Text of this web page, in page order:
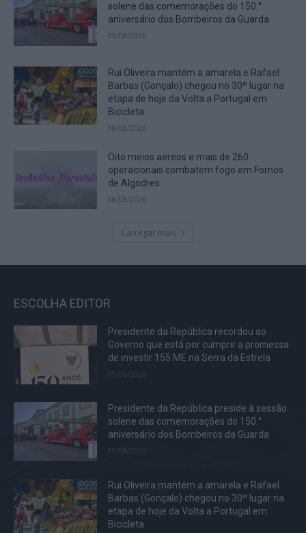
solene das comemorações do 150.°
aniversário dos Bombeiros da Guarda
09/08/2026
Rui Oliveira mantém a amarela e Rafael
Barbas (Gonçalo) chegou no 30º lugar na
etapa de hoje da Volta a Portugal em
Bicicleta
08/08/2026
Oito meios aéreos e mais de 260
operacionais combatem fogo em Fornos
de Algodres
08/08/2026
Carregar mais
ESCOLHA EDITOR
Presidente da República recordou ao
Governo que está por cumprir a promessa
de investir 155 ME na Serra da Estrela
09/08/2026
Presidente da República preside à sessão
solene das comemorações do 150.°
aniversário dos Bombeiros da Guarda
09/08/2026
Rui Oliveira mantém a amarela e Rafael
Barbas (Gonçalo) chegou no 30º lugar na
etapa de hoje da Volta a Portugal em
Bicicleta